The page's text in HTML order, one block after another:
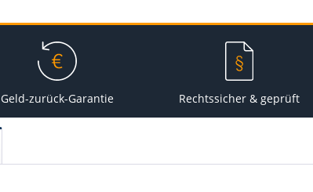
Geld-zurück-Garantie Rechtssicher & geprüft